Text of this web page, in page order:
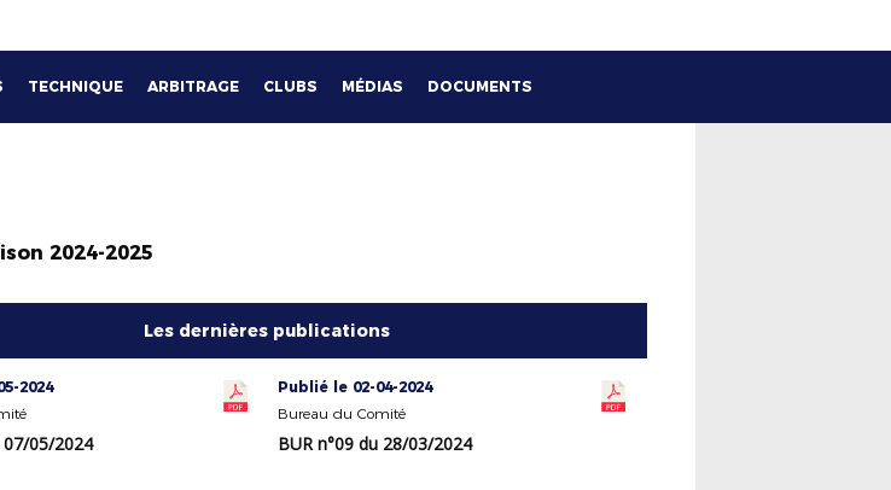
TECHNIQUE ARBITRAGE CLUBS MÉDIAS DOCUMENTS
2024-2025
Les dernières publications
2024
07/05/2024
Publié le 02-04-2024
Bureau du Comité
BUR n°09 du 28/03/2024